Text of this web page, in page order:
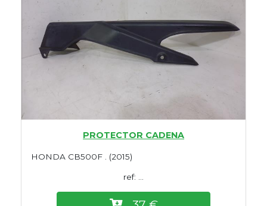
PROTECTOR CADENA
HONDA CB500F . (2015)
ref: ...